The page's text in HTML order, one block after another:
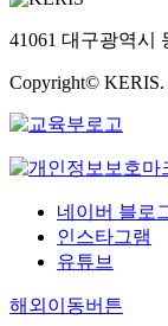
41061 대구광역시
Copyright©
네이버 블로
인스타그램
유튜브
해외이동버튼